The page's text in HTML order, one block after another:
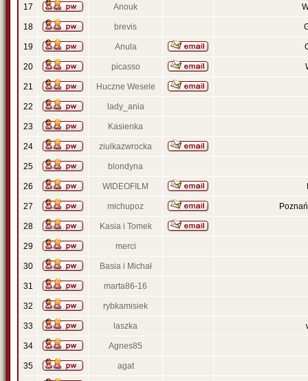
17 Anouk
18 brevis
19 Anula
20 picasso
21 Huczne Wesele
22 lady_ania
23 Kasienka
24 ziulkazwrocka
25 blondyna
26 WIDEOFILM
27 michupoz
28 Kasia i Tomek
29 merci
30 Basia i Michał
31 marta86-16
32 rybkamisiek
33 laszka
34 Agnes85
35 agat